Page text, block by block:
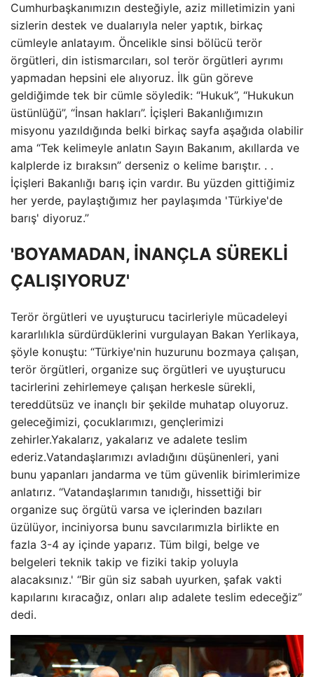
Cumhurbaşkanımızın desteğiyle, aziz milletimizin yani
sizlerin destek ve dualarıyla neler yaptık, birkaç
cümleyle anlatayım. Öncelikle sinsi bölücü terör
örgütleri, din istismarcıları, sol terör örgütleri ayrımı
yapmadan hepsini ele alıyoruz. İlk gün göreve
geldiğimde tek bir cümle söyledik: “Hukuk”, “Hukukun
üstünlüğü”, “İnsan hakları”. İçişleri Bakanlığımızın
misyonu yazıldığında belki birkaç sayfa aşağıda olabilir
ama “Tek kelimeyle anlatın Sayın Bakanım, akıllarda ve
kalplerde iz bıraksın” derseniz o kelime barıştır. . .
İçişleri Bakanlığı barış için vardır. Bu yüzden gittiğimiz
her yerde, paylaştığımız her paylaşımda 'Türkiye'de
barış' diyoruz.”
'BOYAMADAN, İNANÇLA SÜREKLİ
ÇALIŞIYORUZ'
Terör örgütleri ve uyuşturucu tacirleriyle mücadeleyi
kararlılıkla sürdürdüklerini vurgulayan Bakan Yerlikaya,
şöyle konuştu: “Türkiye'nin huzurunu bozmaya çalışan,
terör örgütleri, organize suç örgütleri ve uyuşturucu
tacirlerini zehirlemeye çalışan herkesle sürekli,
tereddütsüz ve inançlı bir şekilde muhatap oluyoruz.
geleceğimizi, çocuklarımızı, gençlerimizi
zehirler.Yakalarız, yakalarız ve adalete teslim
ederiz.Vatandaşlarımızı avladığını düşünenleri, yani
bunu yapanları jandarma ve tüm güvenlik birimlerimize
anlatırız. “Vatandaşlarımın tanıdığı, hissettiği bir
organize suç örgütü varsa ve içlerinden bazıları
üzülüyor, inciniyorsa bunu savcılarımızla birlikte en
fazla 3-4 ay içinde yaparız. Tüm bilgi, belge ve
belgeleri teknik takip ve fiziki takip yoluyla
alacaksınız.' “Bir gün siz sabah uyurken, şafak vakti
kapılarını kıracağız, onları alıp adalete teslim edeceğiz”
dedi.